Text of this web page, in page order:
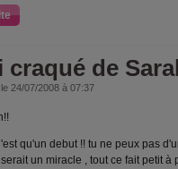
craqué de
le 24/07/2008 à 07:37
qu'un debut !! tu ne peux pas
un miracle , tout ce fait petit à